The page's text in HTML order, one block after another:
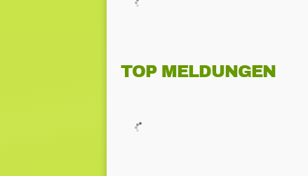
TOP MELDUNGEN